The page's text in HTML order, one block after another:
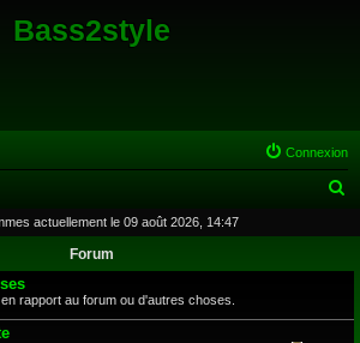
Bass2style
Connexion
h
actuellement le 09 août 2026, 14:47
Forum
rapport au forum ou d'autres choses.